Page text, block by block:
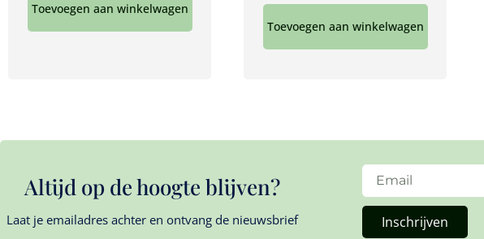
Toevoegen aan winkelwagen
Toevoegen aan winkelwagen
Altijd op de hoogte blijven?
Laat je emailadres achter en ontvang de nieuwsbrief Inschrijven